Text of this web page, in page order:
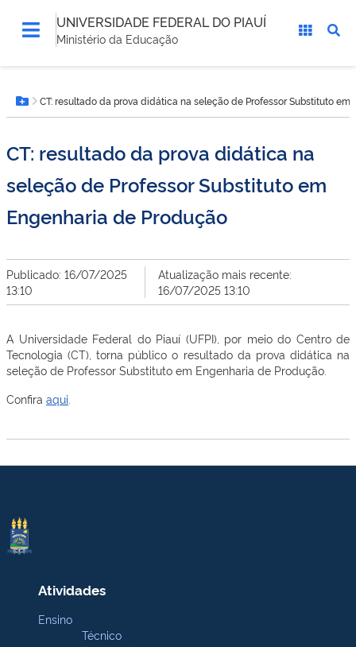
UNIVERSIDADE FEDERAL DO PIAUÍ
Ministério da Educação
está
aqui:Botão Menu
CT: resultado da prova didática na seleção de Professor Substituto em
CT: resultado da prova didática na
seleção de Professor Substituto em
Engenharia de Produção
Publicado: 16/07/2025
13:10
Atualização mais recente:
16/07/2025 13:10
A Universidade Federal do Piauí (UFPI), por meio do Centro de
Tecnologia (CT), torna público o resultado da prova didática na
seleção de Professor Substituto em Engenharia de Produção.
Confira aqui
Atividades
Ensino
Técnico